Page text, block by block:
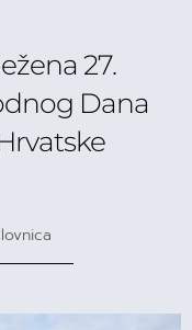
27.
Dana